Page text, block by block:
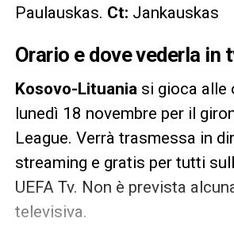
Paulauskas. Ct: Jankauskas
Orario e dove vederla in
Kosovo-Lituania si gioca alle
lunedì 18 novembre per il
League. Verrà trasmessa in
streaming e gratis per tutti
UEFA Tv. Non è prevista
televisiva.